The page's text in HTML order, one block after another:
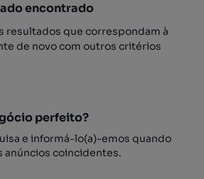
encontrado
resultados que correspondam à
de novo com outros critérios
perfeito?
e informá-lo(a)-emos quando
anúncios coincidentes.